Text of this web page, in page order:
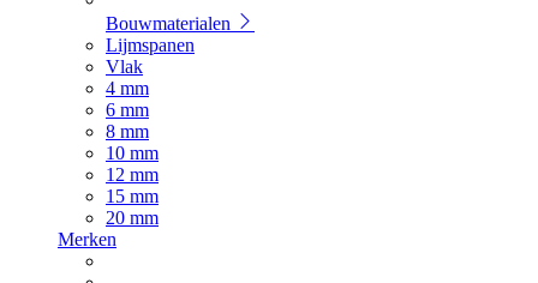
Bouwmaterialen
Lijmspanen
Vlak
4 mm
6 mm
8 mm
10 mm
12 mm
15 mm
20 mm
Merken